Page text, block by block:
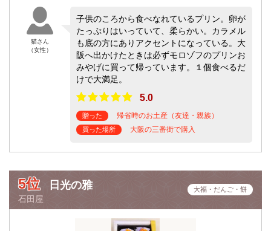
猫さん
（女性）
子供のころから食べなれているプリン。卵が
たっぷりはいっていて、柔らかい。カラメル
も底の方にありアクセントになっている。大
阪へ出かけたときは必ずモロゾフのプリンお
みやげに買って帰っています。１個食べるだ
けで大満足。
5.0
贈った 帰省時のお土産（友達・親族）
買った場所 大阪の三番街で購入
5位 日光の雅
石田屋
大福・だんご・餅